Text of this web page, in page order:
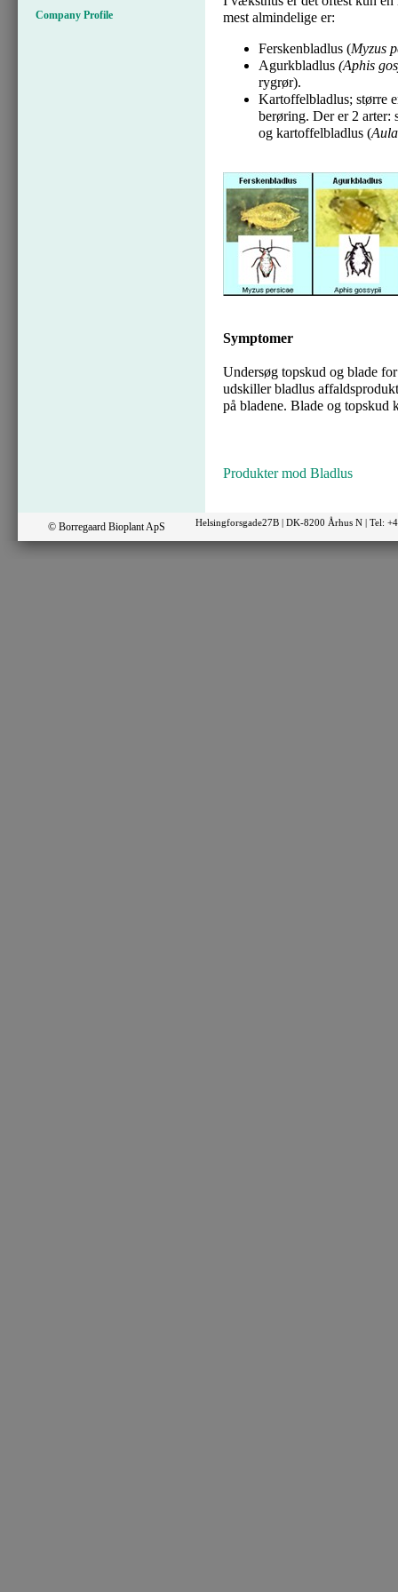
Company Profile
mest almindelige er:
Ferskenbladlus (Myzus
Agurkbladlus (Aphis
rygrør).
Kartoffelbladlus; større
berøring. Der er 2 arter:
og kartoffelbladlus (
Symptomer
Undersøg topskud og blade
udskiller bladlus
på bladene. Blade og topskud
Produkter mod Bladlus
© Borregaard Bioplant ApS Helsingforsgade27B | DK-8200 Århus N | Tel: